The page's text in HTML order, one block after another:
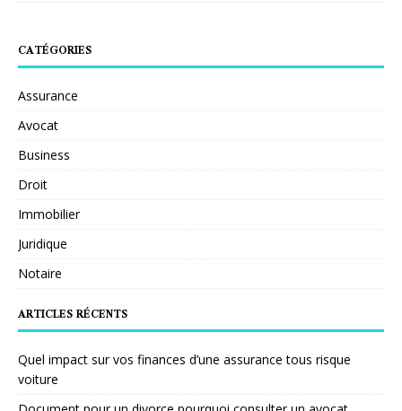
CATÉGORIES
Assurance
Avocat
Business
Droit
Immobilier
Juridique
Notaire
ARTICLES RÉCENTS
Quel impact sur vos finances d’une assurance tous risque
voiture